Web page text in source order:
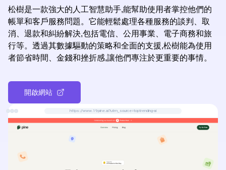
松樹是一款強大的人工智慧助手,能幫助使用者掌控他們的
帳單和客戶服務問題。它能輕鬆處理各種服務的談判、取
消、退款和糾紛解決,包括電信、公用事業、電子商務和旅
行等。透過其數據驅動的策略和全面的支援,松樹能為使用
者節省時間、金錢和挫折感,讓他們專注於更重要的事情。
開啟網站
https://www.19pine.ai?utm_source=toptrending-ai